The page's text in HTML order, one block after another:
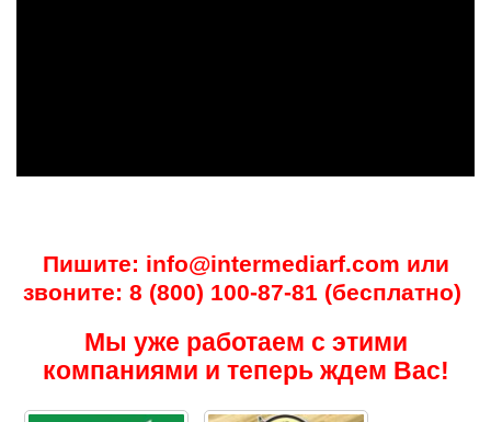
Пишите: info@intermediarf.com или
звоните: 8 (800) 100-87-81 (бесплатно)
Мы уже работаем с этими
компаниями и теперь ждем Вас!